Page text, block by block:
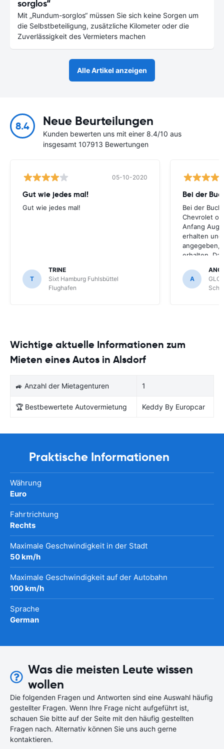
sorglos“
Mit „Rundum-sorglos“ müssen Sie sich keine Sorgen um
die Selbstbeteiligung, zusätzliche Kilometer oder die
Zuverlässigkeit des Vermieters machen
Alle Artikel anzeigen
8.4 Neue Beurteilungen
Kunden bewerten uns mit einer 8.4/10 aus
insgesamt 107913 Bewertungen
05-10-2020
Gut wie jedes mal!
Gut wie jedes mal!
T
TRINE
Sixt Hamburg Fuhlsbüttel
Flughafen
Bei der
Bei der
Chevrolet
Anfang
erhalten
angegeben,
erhalten.
optimal,
Schönefeld
A
Wichtige aktuelle Informationen zum
Mieten eines Autos in Alsdorf
🚙 Anzahl der Mietagenturen 1
🏆 Bestbewertete Autovermietung Keddy By Europcar
Praktische Informationen
Währung
Euro
Fahrtrichtung
Rechts
Maximale Geschwindigkeit in der Stadt
50 km/h
Maximale Geschwindigkeit auf der Autobahn
100 km/h
Sprache
German
Was die meisten Leute wissen
wollen
Die folgenden Fragen und Antworten sind eine Auswahl häufig
gestellter Fragen. Wenn Ihre Frage nicht aufgeführt ist,
schauen Sie bitte auf der Seite mit den häufig gestellten
Fragen nach. Alternativ können Sie uns auch gerne
kontaktieren.